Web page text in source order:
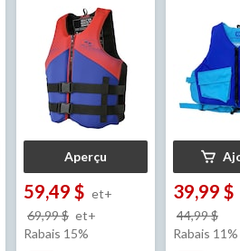
marine/rouge, tailles
variées
Aperçu
59,49 $ et+
69,99 $ et+
Rabais 15%
39,99 $
44,99 $
Rabais 11%